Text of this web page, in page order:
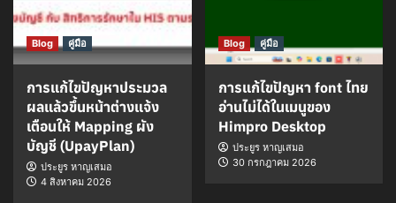
Blog คู่มือ
การแก้ไขปัญหาประมวล
ผลแล้วขึ้นหน้าต่างแจ้ง
เตือนให้ Mapping ผัง
บัญชี (UpayPlan)
ประยูร หาญเสมอ
4 สิงหาคม 2026
Blog คู่มือ
การแก้ไขปัญหา font ไทย
อ่านไม่ได้ในเมนูของ
Himpro Desktop
ประยูร หาญเสมอ
30 กรกฎาคม 2026